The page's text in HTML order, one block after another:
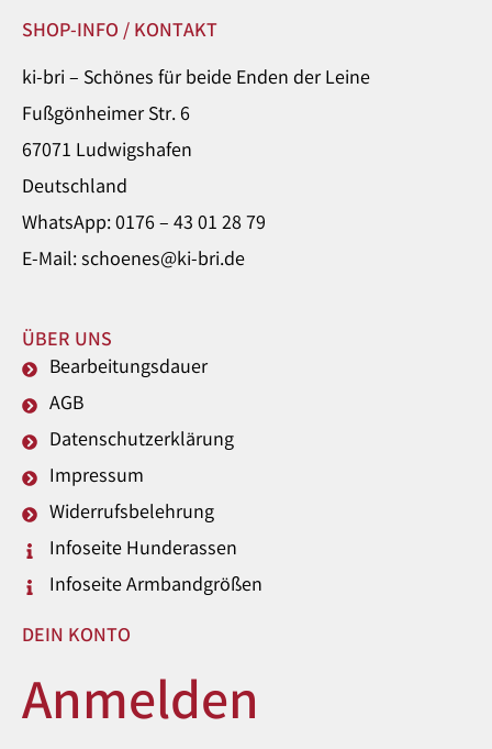
SHOP-INFO / KONTAKT
ki-bri – Schönes für beide Enden der Leine
Fußgönheimer Str. 6
67071 Ludwigshafen
Deutschland
WhatsApp: 0176 – 43 01 28 79
E-Mail: schoenes@ki-bri.de
ÜBER UNS
Bearbeitungsdauer
AGB
Datenschutzerklärung
Impressum
Widerrufsbelehrung
Infoseite Hunderassen
Infoseite Armbandgrößen
DEIN KONTO
Anmelden